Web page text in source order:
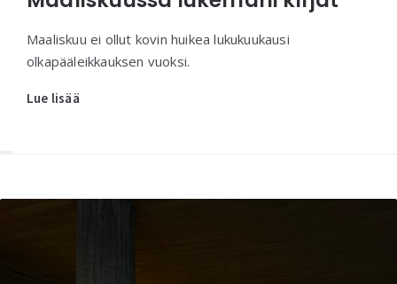
Maaliskuu ei ollut kovin huikea lukukuukausi
olkapääleikkauksen vuoksi.
Lue lisää